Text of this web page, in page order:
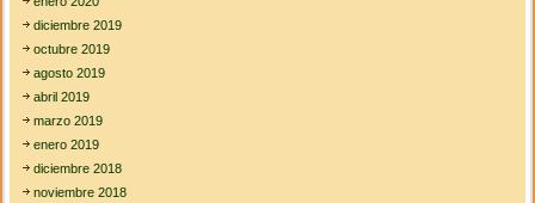
diciembre 2019
octubre 2019
agosto 2019
abril 2019
marzo 2019
enero 2019
diciembre 2018
noviembre 2018